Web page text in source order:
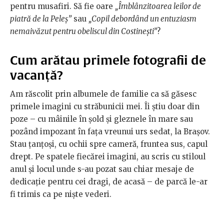
pentru musafiri. Să fie oare „Îmblânzitoarea leilor de
piatră de la Peleș”sau „Copil debordând un entuziasm
nemaivăzut pentru obeliscul din Costinești”?
Cum arătau primele fotografii de
vacanță?
Am răscolit prin albumele de familie ca să găsesc
primele imagini cu străbunicii mei. Îi știu doar din
poze – cu mâinile în șold și gleznele în mare sau
pozând impozant în fața vreunui urs sedat, la Brașov.
Stau țanțoși, cu ochii spre cameră, fruntea sus, capul
drept. Pe spatele fiecărei imagini, au scris cu stiloul
anul și locul unde s-au pozat sau chiar mesaje de
dedicație pentru cei dragi, de acasă – de parcă le-ar
fi trimis ca pe niște vederi.